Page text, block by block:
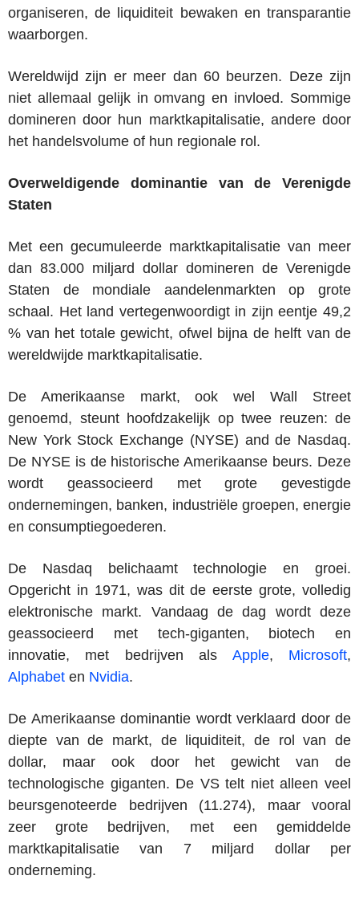
organiseren, de liquiditeit bewaken en transparantie
waarborgen.
Wereldwijd zijn er meer dan 60 beurzen. Deze zijn
niet allemaal gelijk in omvang en invloed. Sommige
domineren door hun marktkapitalisatie, andere door
het handelsvolume of hun regionale rol.
Overweldigende dominantie van de Verenigde
Staten
Met een gecumuleerde marktkapitalisatie van meer
dan 83.000 miljard dollar domineren de Verenigde
Staten de mondiale aandelenmarkten op grote
schaal. Het land vertegenwoordigt in zijn eentje 49,2
% van het totale gewicht, ofwel bijna de helft van de
wereldwijde marktkapitalisatie.
De Amerikaanse markt, ook wel Wall Street
genoemd, steunt hoofdzakelijk op twee reuzen: de
New York Stock Exchange (NYSE) and de Nasdaq.
De NYSE is de historische Amerikaanse beurs. Deze
wordt geassocieerd met grote gevestigde
ondernemingen, banken, industriële groepen, energie
en consumptiegoederen.
De Nasdaq belichaamt technologie en groei.
Opgericht in 1971, was dit de eerste grote, volledig
elektronische markt. Vandaag de dag wordt deze
geassocieerd met tech-giganten, biotech en
innovatie, met bedrijven als Apple, Microsoft,
Alphabet en Nvidia.
De Amerikaanse dominantie wordt verklaard door de
diepte van de markt, de liquiditeit, de rol van de
dollar, maar ook door het gewicht van de
technologische giganten. De VS telt niet alleen veel
beursgenoteerde bedrijven (11.274), maar vooral
zeer grote bedrijven, met een gemiddelde
marktkapitalisatie van 7 miljard dollar per
onderneming.